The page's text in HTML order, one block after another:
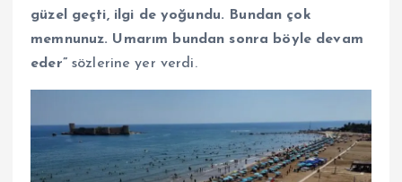
güzel geçti, ilgi de yoğundu. Bundan çok
memnunuz. Umarım bundan sonra böyle devam
eder”sözlerine yer verdi.